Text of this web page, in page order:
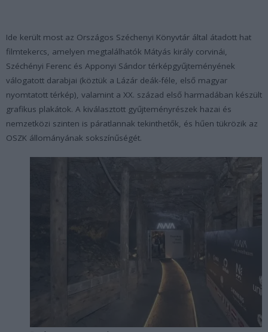
Ide került most az Országos Széchenyi Könyvtár által átadott hat
filmtekercs, amelyen megtalálhatók Mátyás király corvinái,
Széchényi Ferenc és Apponyi Sándor térképgyűjteményének
válogatott darabjai (köztük a Lázár deák-féle, első magyar
nyomtatott térkép), valamint a XX. század első harmadában készült
grafikus plakátok. A kiválasztott gyűjteményrészek hazai és
nemzetközi szinten is páratlannak tekinthetők, és hűen tükrözik az
OSZK állományának sokszínűségét.